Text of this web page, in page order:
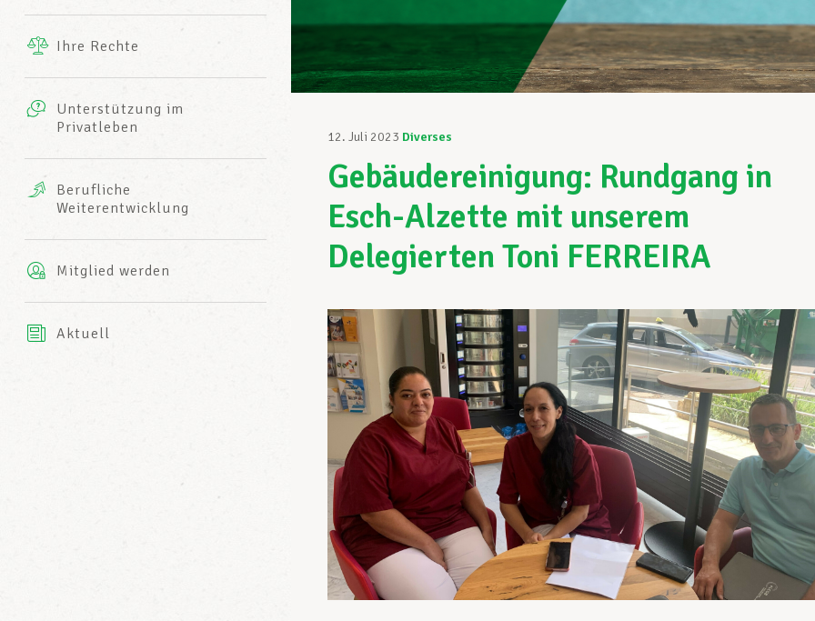
INFO-CENTER
des LCGBs
Ihre Rechte
Unterstützung im
Privatleben
Leistungen
Mutuelle
AXA
Berufliche
Weiterentwicklung
Mitglied werden
Aktuell
12. Juli 2023 Diverses
Gebäudereinigung: Rundgang in
Esch-Alzette mit unserem
Delegierten Toni FERREIRA